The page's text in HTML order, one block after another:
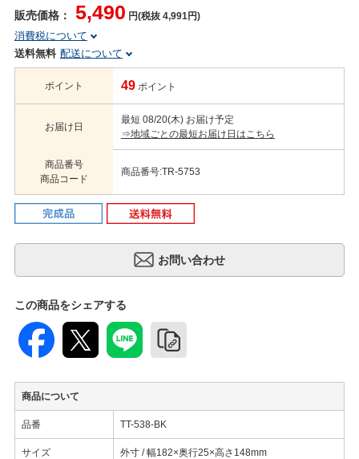
販売価格： 5,490 円(税抜 4,991円)
消費税について
送料無料 配送について
ポイント 49 ポイント
お届け日
最短 08/20(木) お届け予定
⇒地域ごとの最短お届け日はこちら
商品番号
商品コード
商品番号:TR-5753
この商品をシェアする
商品について
品番 TT-538-BK
サイズ 外寸 / 幅182×奥行25×高さ148mm